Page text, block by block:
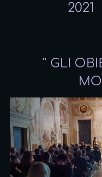
2021
'' GLI